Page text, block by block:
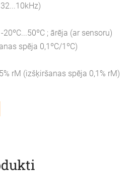
; ārēja (ar sensoru)
spēja 0,1ºC/1ºC)
rM (izšķiršanas spēja 0,1% rM)